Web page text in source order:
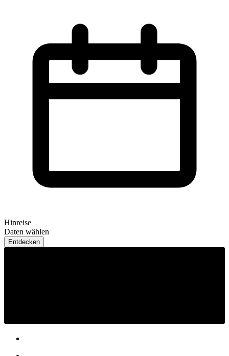
Hinreise
Daten wählen
Entdecken